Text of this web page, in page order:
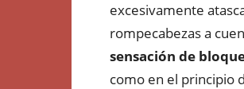
excesivamente
rompecabezas a
sensación de
como en el principio